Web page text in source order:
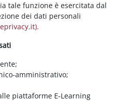
tale funzione è esercitata dal
dei dati personali
amministrativo;
piattaforme E-Learning